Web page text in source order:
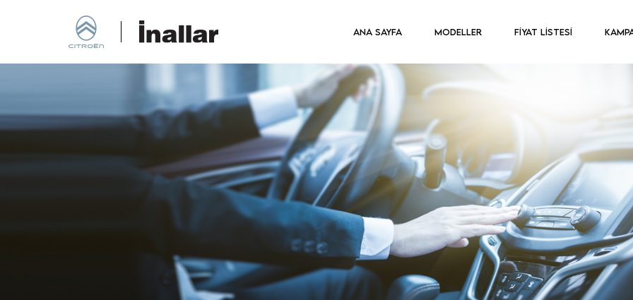
ANA SAYFA MODELLER FİYAT LİSTESİ